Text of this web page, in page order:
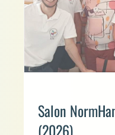
Salon
(2026)